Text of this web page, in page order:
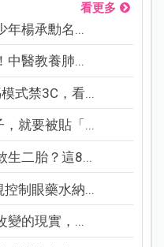
看更多
年楊承勳名...
中醫教養肺...
式禁3C，看...
就要被貼「...
生二胎？這8...
制眼藥水納...
變的現實，...